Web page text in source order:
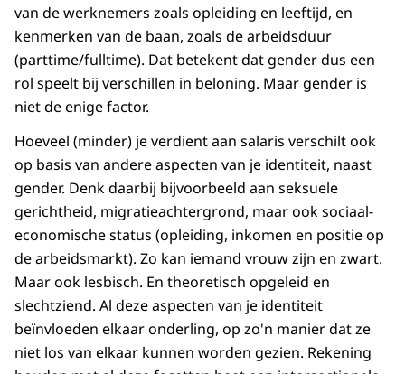
van de werknemers zoals opleiding en leeftijd, en
kenmerken van de baan, zoals de arbeidsduur
(parttime/fulltime). Dat betekent dat gender dus een
rol speelt bij verschillen in beloning. Maar gender is
niet de enige factor.
Hoeveel (minder) je verdient aan salaris verschilt ook
op basis van andere aspecten van je identiteit, naast
gender. Denk daarbij bijvoorbeeld aan seksuele
gerichtheid, migratieachtergrond, maar ook sociaal-
economische status (opleiding, inkomen en positie op
de arbeidsmarkt). Zo kan iemand vrouw zijn en zwart.
Maar ook lesbisch. En theoretisch opgeleid en
slechtziend. Al deze aspecten van je identiteit
beïnvloeden elkaar onderling, op zo'n manier dat ze
niet los van elkaar kunnen worden gezien. Rekening